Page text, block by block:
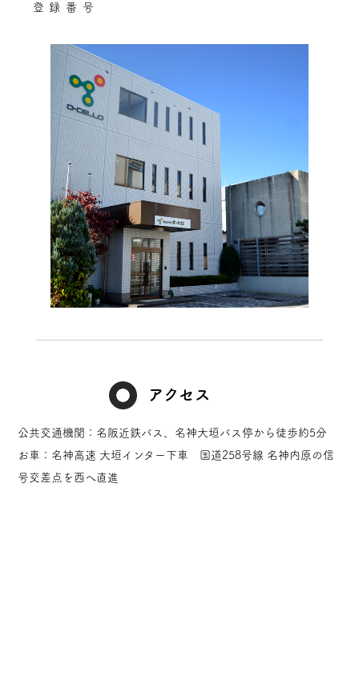
登録番号
アクセス
公共交通機関：名阪近鉄バス、名神大垣バス停から徒歩約5分
お車：名神高速 大垣インター下車 国道258号線 名神内原の信
号交差点を西へ直進